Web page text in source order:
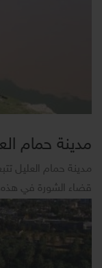
مدينة حمام
مدينة حمام العليل
قضاء الشورة في